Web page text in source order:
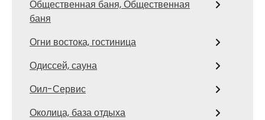
Общественная баня, Общественная
баня
Огни востока, гостиница
Одиссей, сауна
Оил-Сервис
Околица, база отдыха